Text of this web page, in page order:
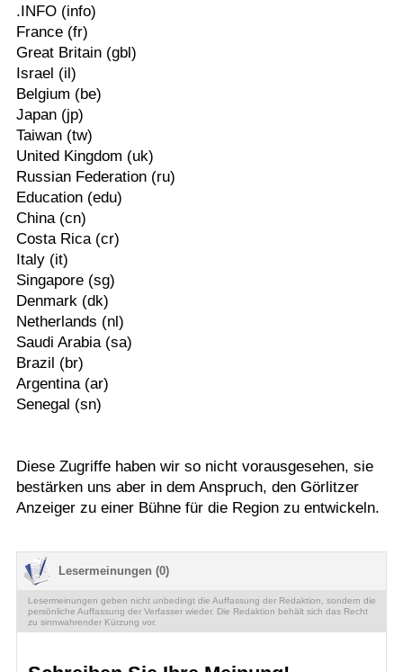
.INFO (info)
France (fr)
Great Britain (gbl)
Israel (il)
Belgium (be)
Japan (jp)
Taiwan (tw)
United Kingdom (uk)
Russian Federation (ru)
Education (edu)
China (cn)
Costa Rica (cr)
Italy (it)
Singapore (sg)
Denmark (dk)
Netherlands (nl)
Saudi Arabia (sa)
Brazil (br)
Argentina (ar)
Senegal (sn)
Diese Zugriffe haben wir so nicht vorausgesehen, sie
bestärken uns aber in dem Anspruch, den Görlitzer
Anzeiger zu einer Bühne für die Region zu entwickeln.
Lesermeinungen (0)
Lesermeinungen geben nicht unbedingt die Auffassung der Redaktion, sondern die
persönliche Auffassung der Verfasser wieder. Die Redaktion behält sich das Recht
zu sinnwahrender Kürzung vor.